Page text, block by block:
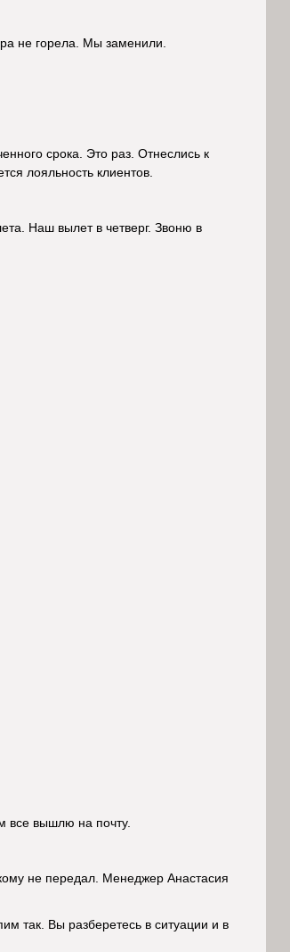
не горела. Мы заменили.
срока. Это раз. Отнеслись к
лояльность клиентов.
Наш вылет в четверг. Звоню в
все вышлю на почту.
не передал. Менеджер Анастасия
так. Вы разберетесь в ситуации и в